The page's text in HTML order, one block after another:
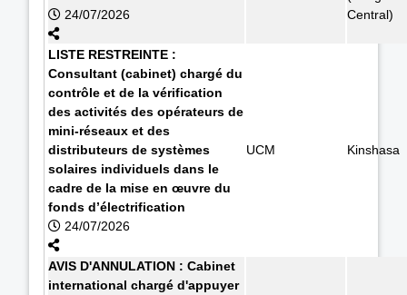
24/07/2026
Central)
LISTE RESTREINTE :
Consultant (cabinet) chargé du
contrôle et de la vérification
des activités des opérateurs de
mini-réseaux et des
distributeurs de systèmes
solaires individuels dans le
cadre de la mise en œuvre du
fonds d’électrification
24/07/2026
UCM Kinshasa
AVIS D'ANNULATION : Cabinet
international chargé d'appuyer